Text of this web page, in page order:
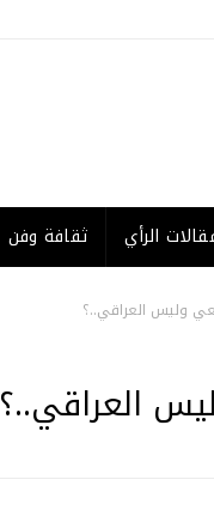
الرأي ثقافة وفن
وليس العراقي..؟
العراقي..؟